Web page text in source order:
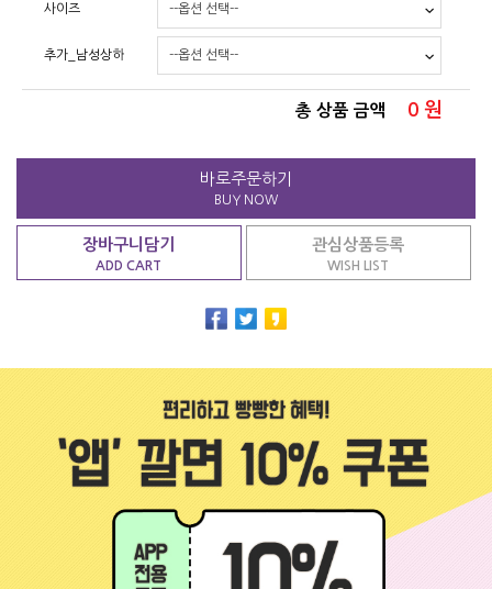
사이즈
추가_남성상하
총 상품 금액 0 원
바로주문하기
BUY NOW
장바구니담기
ADD CART
관심상품등록
WISH LIST